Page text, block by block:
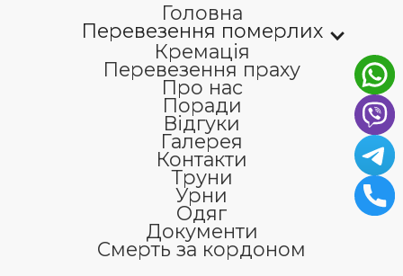
Головна
Перевезення померлих
Кремація
Перевезення праху
Про нас
Поради
Відгуки
Галерея
Контакти
Труни
Урни
Одяг
Документи
Смерть за кордоном